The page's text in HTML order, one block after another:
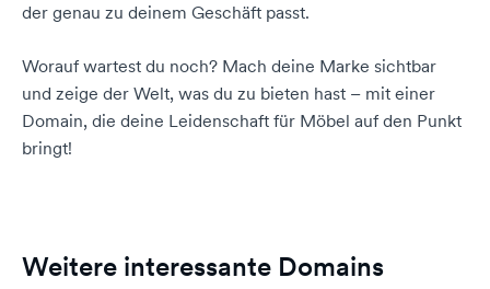
der genau zu deinem Geschäft passt.
Worauf wartest du noch? Mach deine Marke sichtbar
und zeige der Welt, was du zu bieten hast – mit einer
Domain, die deine Leidenschaft für Möbel auf den Punkt
bringt!
Weitere interessante Domains